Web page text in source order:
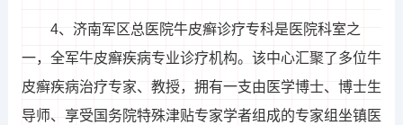
4、济南军区总医院牛皮癣诊疗专科是医院科室之
一，全军牛皮癣疾病专业诊疗机构。该中心汇聚了多位牛
皮癣疾病治疗专家、教授，拥有一支由医学博士、博士生
导师、享受国务院特殊津贴专家学者组成的专家组坐镇医